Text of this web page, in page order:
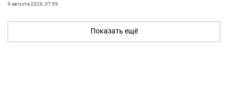
9 августа 2026, 07:59
Показать ещё